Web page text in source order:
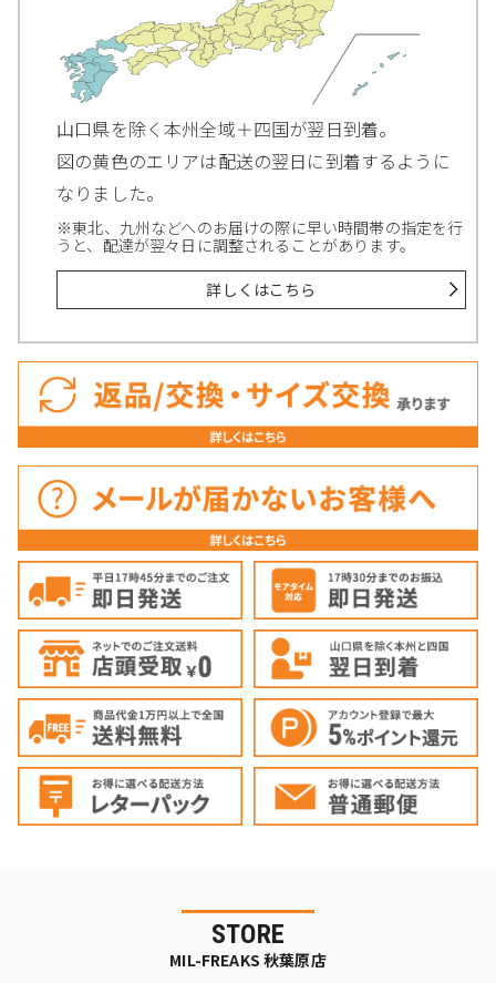
山口県を除く本州全域＋四国が翌日到着。
図の黄色のエリアは配送の翌日に到着するように
なりました。
※東北、九州などへのお届けの際に早い時間帯の指定を行
うと、配達が翌々日に調整されることがあります。
詳しくはこちら
STORE
MIL-FREAKS 秋葉原店